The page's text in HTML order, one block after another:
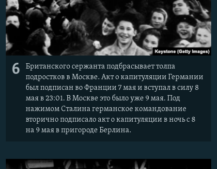
6
Британского сержанта подбрасывает толпа
подростков в Москве. Акт о капитуляции Германии
был подписан во Франции 7 мая и вступал в силу 8
мая в 23:01. В Москве это было уже 9 мая. Под
нажимом Сталина германское командование
вторично подписало акт о капитуляции в ночь с 8
на 9 мая в пригороде Берлина.